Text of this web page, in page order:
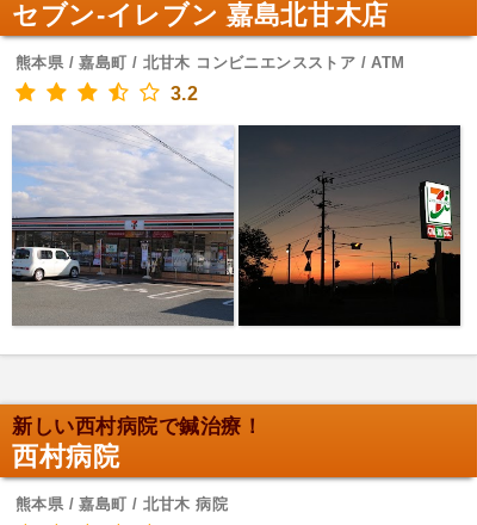
セブン-イレブン 嘉島北甘木店
熊本県 / 嘉島町 / 北甘木 コンビニエンスストア / ATM
3.2
新しい西村病院で鍼治療！
西村病院
熊本県 / 嘉島町 / 北甘木 病院